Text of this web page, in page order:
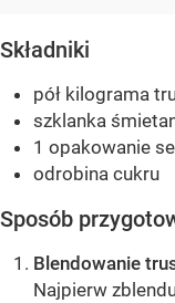
Składniki
pół kilograma
szklanka
1 opakowanie
odrobina cukru
Sposób
Blendowanie
Najpierw